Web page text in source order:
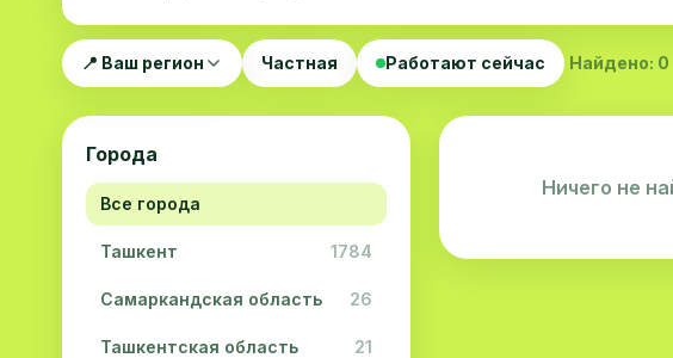
📍 Ваш регион Частная Работают сейчас Найдено: 0
Города
Все города
Ташкент 1784
Самаркандская область 26
Ташкентская область 21
Ничего не